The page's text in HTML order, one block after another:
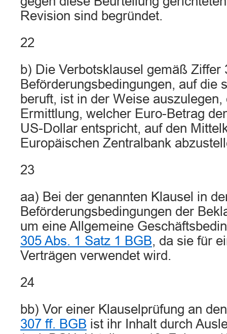
Revision sind begründet.
22
b) Die Verbotsklausel gemäß Ziffer
Beförderungsbedingungen, auf die
beruft, ist in der Weise auszulegen,
Ermittlung, welcher Euro-Betrag
US-Dollar entspricht, auf den
Europäischen Zentralbank
23
aa) Bei der genannten Klausel in
Beförderungsbedingungen der
um eine Allgemeine
305 Abs. 1 Satz 1 BGB, da sie für
Verträgen verwendet wird.
24
bb) Vor einer Klauselprüfung an
307 ff. BGB ist ihr Inhalt durch